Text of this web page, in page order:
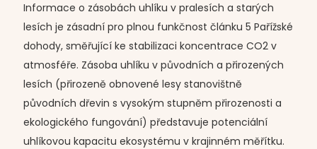
Informace o zásobách uhlíku v pralesích a starých
lesích je zásadní pro plnou funkčnost článku 5 Pařížské
dohody, směřující ke stabilizaci koncentrace CO2 v
atmosféře. Zásoba uhlíku v původních a přirozených
lesích (přirozeně obnovené lesy stanovištně
původních dřevin s vysokým stupněm přirozenosti a
ekologického fungování) představuje potenciální
uhlíkovou kapacitu ekosystému v krajinném měřítku.